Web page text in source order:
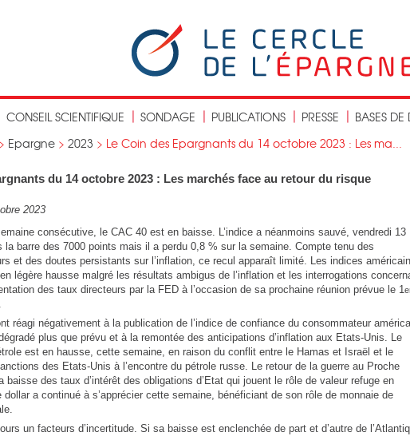
CONSEIL SCIENTIFIQUE SONDAGE PUBLICATIONS PRESSE BASES
> Epargne > 2023 > Le Coin des Epargnants du 14 octobre 2023 : Les ma...
du 14 octobre 2023 : Les marchés face au retour du risque
2023
consécutive, le CAC 40 est en baisse. L’indice a néanmoins sauvé, vendredi 13
la barre des 7000 points mais il a perdu 0,8 % sur la semaine. Compte tenu des
et des doutes persistants sur l’inflation, ce recul apparaît limité. Les indices
légère hausse malgré les résultats ambigus de l’inflation et les interrogations
des taux directeurs par la FED à l’occasion de sa prochaine réunion prévue le 1
réagi négativement à la publication de l’indice de confiance du consommateur
plus que prévu et à la remontée des anticipations d’inflation aux Etats-Unis. Le
est en hausse, cette semaine, en raison du conflit entre le Hamas et Israël et le
des Etats-Unis à l’encontre du pétrole russe. Le retour de la guerre au Proche
baisse des taux d’intérêt des obligations d’Etat qui jouent le rôle de valeur refuge en
dollar a continué à s’apprécier cette semaine, bénéficiant de son rôle de monnaie de
un facteurs d’incertitude. Si sa baisse est enclenchée de part et d’autre de